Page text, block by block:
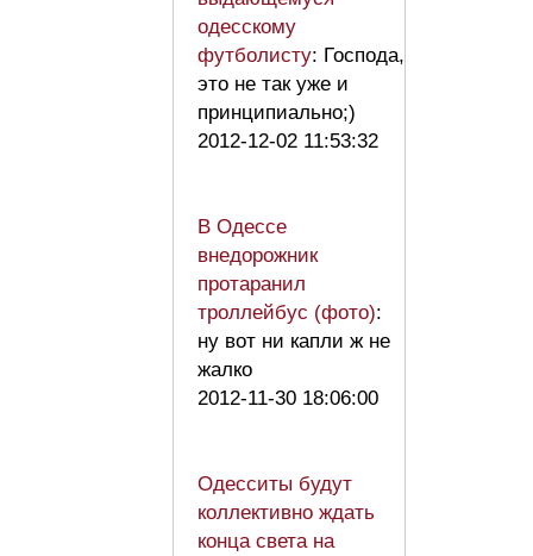
одесскому
футболисту: Господа,
это не так уже и
принципиально;)
2012-12-02 11:53:32
В Одессе
внедорожник
протаранил
троллейбус (фото):
ну вот ни капли ж не
жалко
2012-11-30 18:06:00
Одесситы будут
коллективно ждать
конца света на